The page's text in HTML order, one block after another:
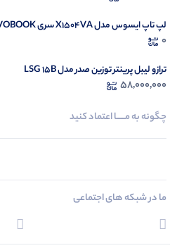
1335U)
0
ترازو لیبل پرینتر توزین صدر مدل LSG 15B
58,000,000
چگونه به مــــــا اعتماد کنید
ما در شبکه های اجتماعی